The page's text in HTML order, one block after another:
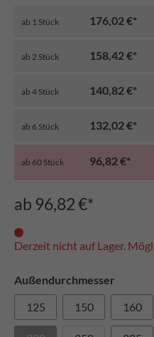
ab 96,82 €*
Derzeit nicht auf Lager.
Außendurchmesser
125
150 160
ab 1 Stück 176,02 €*
ab 2 Stück 158,42 €*
ab 4 Stück 140,82 €*
ab 6 Stück 132,02 €*
ab 60 Stück 96,82 €*